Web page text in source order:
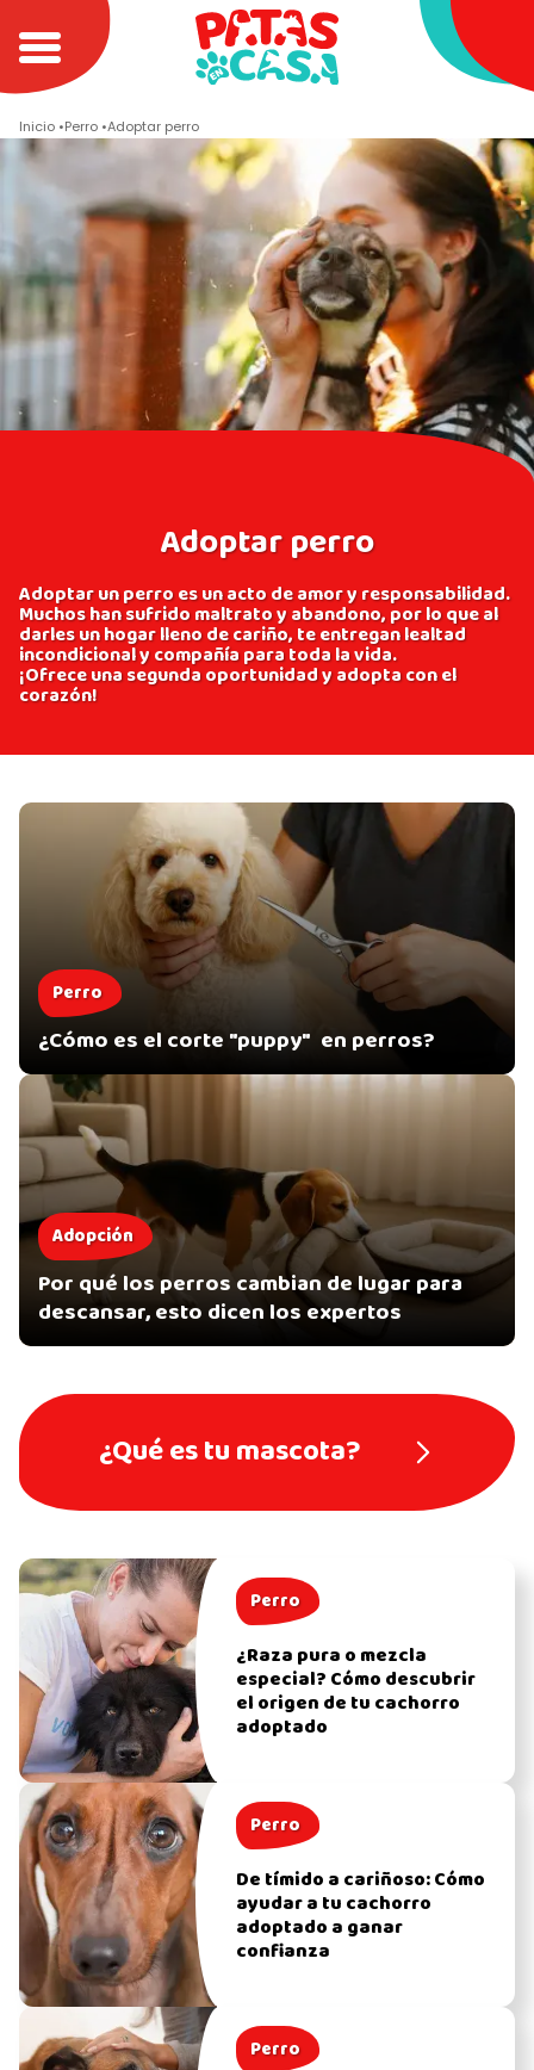
Inicio Perro Adoptar perro
Adoptar perro
Adoptar un perro es un acto de amor y responsabilidad.
Muchos han sufrido maltrato y abandono, por lo que al
darles un hogar lleno de cariño, te entregan lealtad
incondicional y compañía para toda la vida.
¡Ofrece una segunda oportunidad y adopta con el
corazón!
Perro
¿Cómo es el corte "puppy" en perros?
Adopción
Por qué los perros cambian de lugar para
descansar, esto dicen los expertos
¿Qué es tu mascota?
Perro
¿Raza pura o mezcla
especial? Cómo descubrir
el origen de tu cachorro
adoptado
Perro
De tímido a cariñoso: Cómo
ayudar a tu cachorro
adoptado a ganar
confianza
Perro